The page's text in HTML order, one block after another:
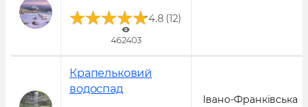
4.8(12)
462403
Крапельковий
водоспад
Івано-Франківська